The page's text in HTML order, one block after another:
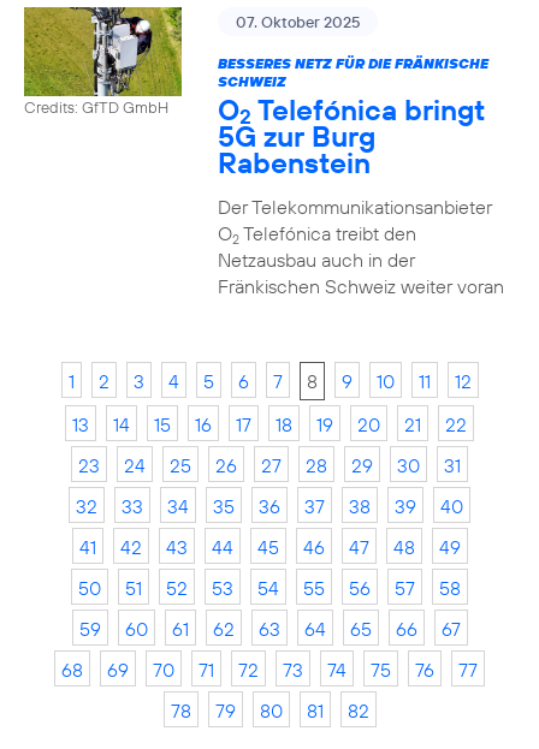
Credits: GfTD GmbH
07. Oktober 2025
BESSERES NETZ FÜR DIE FRÄNKISCHE
SCHWEIZ
O2 Telefónica bringt
5G zur Burg
Rabenstein
Der Telekommunikationsanbieter
O2Telefónica treibt den
Netzausbau auch in der
Fränkischen Schweiz weiter voran
1 2 3 4 5 6 7 8 9 10 11
12
13
14 15 16 17 18 19 20 21
22
23
24 25 26 27 28 29 30
31
32
33 34 35 36 37 38 39
40
41
42 43 44 45 46 47 48
49
50
51 52 53 54 55 56 57
58
59
60 61 62 63 64 65 66
67
68
69 70 71 72 73 74 75 76
77
78
79 80 81 82